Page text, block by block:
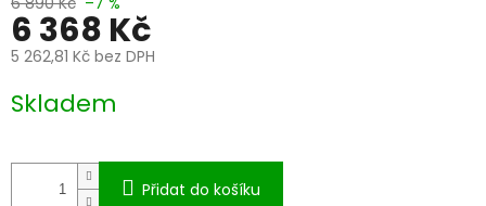
6 368 Kč
5 262,81 Kč bez DPH
cena:
Skladem
Přidat do košíku